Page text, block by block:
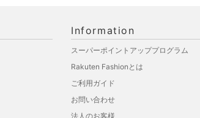
Information
スーパーポイントアッププログラム
Rakuten Fashionとは
ご利用ガイド
お問い合わせ
法人のお客様